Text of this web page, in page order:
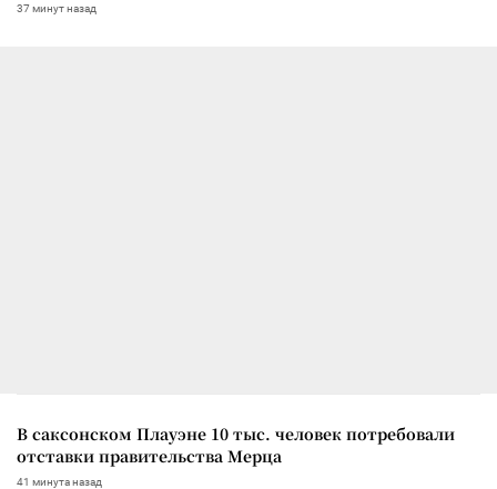
37 минут назад
В саксонском Плауэне 10 тыс. человек потребовали
отставки правительства Мерца
41 минута назад